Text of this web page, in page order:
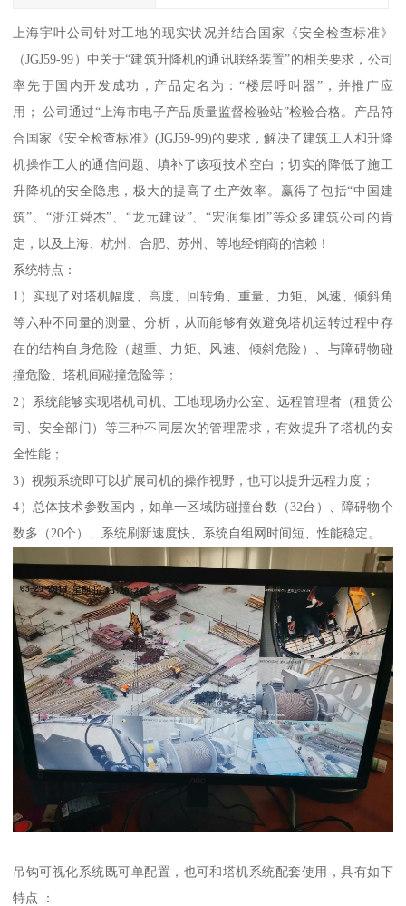
上海宇叶公司针对工地的现实状况并结合国家《安全检查标准》
（JGJ59-99）中关于“建筑升降机的通讯联络装置”的相关要求，公司
率先于国内开发成功，产品定名为：“楼层呼叫器”，并推广应
用； 公司通过“上海市电子产品质量监督检验站”检验合格。产品符
合国家《安全检查标准》(JGJ59-99)的要求，解决了建筑工人和升降
机操作工人的通信问题、填补了该项技术空白；切实的降低了施工
升降机的安全隐患，极大的提高了生产效率。赢得了包括“中国建
筑”、“浙江舜杰”、“龙元建设”、“宏润集团”等众多建筑公司的肯
定，以及上海、杭州、合肥、苏州、等地经销商的信赖！
系统特点：
1）实现了对塔机幅度、高度、回转角、重量、力矩、风速、倾斜角
等六种不同量的测量、分析，从而能够有效避免塔机运转过程中存
在的结构自身危险（超重、力矩、风速、倾斜危险）、与障碍物碰
撞危险、塔机间碰撞危险等；
2）系统能够实现塔机司机、工地现场办公室、远程管理者（租赁公
司、安全部门）等三种不同层次的管理需求，有效提升了塔机的安
全性能；
3）视频系统即可以扩展司机的操作视野，也可以提升远程力度；
4）总体技术参数国内，如单一区域防碰撞台数（32台）、障碍物个
数多（20个）、系统刷新速度快、系统自组网时间短、性能稳定。
吊钩可视化系统既可单配置，也可和塔机系统配套使用，具有如下
特点 ：